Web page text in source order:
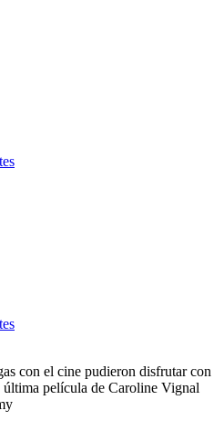
con el cine pudieron disfrutar con
última película de Caroline Vignal